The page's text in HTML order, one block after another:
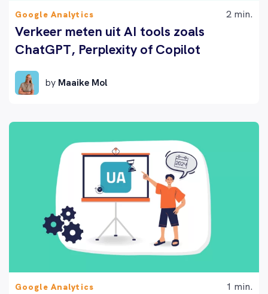
Google Analytics 2 min.
Verkeer meten uit AI tools zoals
ChatGPT, Perplexity of Copilot
by Maaike Mol
Google Analytics 1 min.